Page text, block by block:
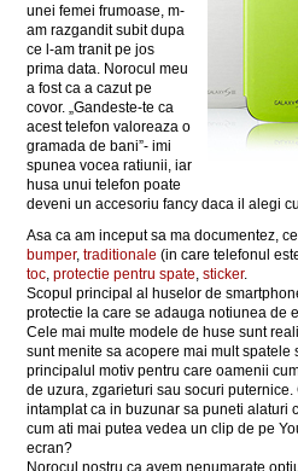
unei femei frumoase, m-
am razgandit subit dupa
ce l-am tranit pe jos
prima data. Norocul meu
a fost ca a cazut pe
covor. „Gandeste-te ca
acest telefon valoreaza o
gramada de bani”- imi
spunea vocea ratiunii, iar
husa unui telefon poate
deveni un accesoriu fancy daca il alegi
Asa ca am inceput sa ma documentez,
bumper,traditionale (in care telefonul
toc,protectie pentru spate, sticker.
Scopul principal al huselor de
protectie la care se adauga notiunea de
Cele mai multe modele de huse sunt
sunt menite sa acopere mai mult spatele
principalul motiv pentru care oamenii
de uzura, zgarieturi sau socuri
intamplat ca in buzunar sa puneti alaturi
cum ati mai putea vedea un clip de pe
ecran?
Norocul nostru ca avem nenumarate